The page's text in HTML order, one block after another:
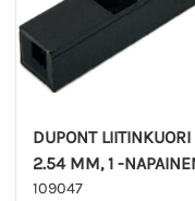
DUPONT LIITINKUORI
2.54 MM, 1 -
109047